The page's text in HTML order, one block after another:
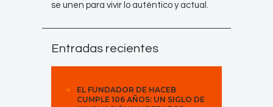
se unen para vivir lo auténtico y actual.
Entradas recientes
EL FUNDADOR DE HACEB
CUMPLE 106 AÑOS: UN SIGLO DE